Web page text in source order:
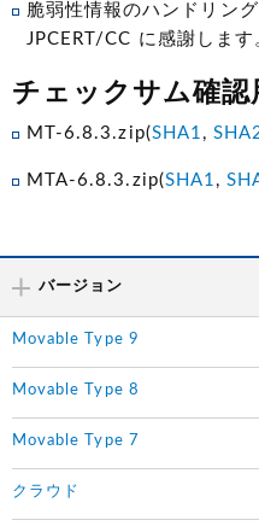
脆弱性情報のハンドリン
JPCERT/CC に感謝します
チェックサム確
MT-6.8.3.zip(SHA1 ,
MTA-6.8.3.zip(SHA1 ,
バージョン
Movable Type 9
Movable Type 8
Movable Type 7
クラウド